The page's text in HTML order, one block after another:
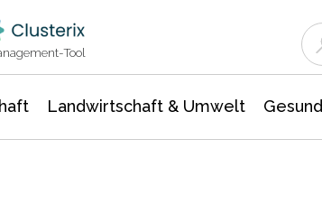
Tool
Landwirtschaft & Umwelt